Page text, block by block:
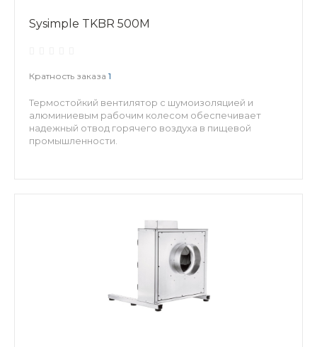
Sysimple TKBR 500M
Кратность заказа 1
Термостойкий вентилятор с шумоизоляцией и
алюминиевым рабочим колесом обеспечивает
надежный отвод горячего воздуха в пищевой
промышленности.